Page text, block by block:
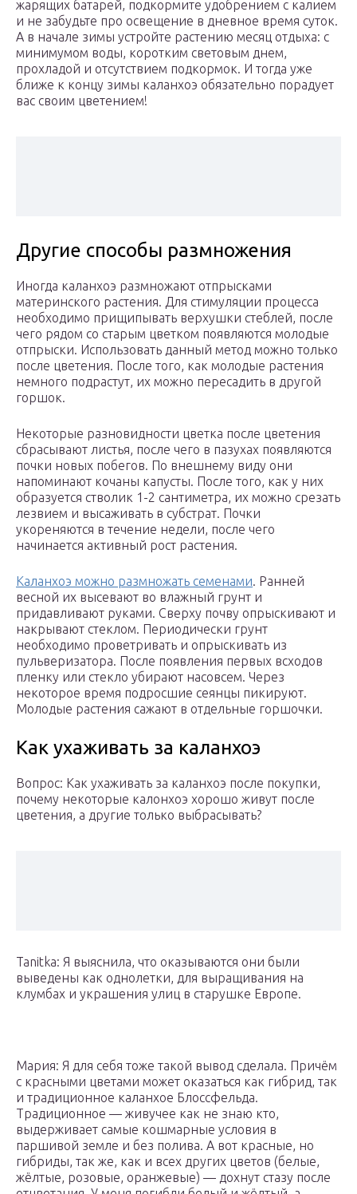
жарящих батарей, подкормите удобрением с калием
и не забудьте про освещение в дневное время суток.
А в начале зимы устройте растению месяц отдыха: с
минимумом воды, коротким световым днем,
прохладой и отсутствием подкормок. И тогда уже
ближе к концу зимы каланхоэ обязательно порадует
вас своим цветением!
Другие способы размножения
Иногда каланхоэ размножают отпрысками
материнского растения. Для стимуляции процесса
необходимо прищипывать верхушки стеблей, после
чего рядом со старым цветком появляются молодые
отпрыски. Использовать данный метод можно только
после цветения. После того, как молодые растения
немного подрастут, их можно пересадить в другой
горшок.
Некоторые разновидности цветка после цветения
сбрасывают листья, после чего в пазухах появляются
почки новых побегов. По внешнему виду они
напоминают кочаны капусты. После того, как у них
образуется стволик 1-2 сантиметра, их можно срезать
лезвием и высаживать в субстрат. Почки
укореняются в течение недели, после чего
начинается активный рост растения.
Каланхоэ можно размножать семенами. Ранней
весной их высевают во влажный грунт и
придавливают руками. Сверху почву опрыскивают и
накрывают стеклом. Периодически грунт
необходимо проветривать и опрыскивать из
пульверизатора. После появления первых всходов
пленку или стекло убирают насовсем. Через
некоторое время подросшие сеянцы пикируют.
Молодые растения сажают в отдельные горшочки.
Как ухаживать за каланхоэ
Вопрос: Как ухаживать за каланхоэ после покупки,
почему некоторые калонхоэ хорошо живут после
цветения, а другие только выбрасывать?
Tanitka: Я выяснила, что оказываются они были
выведены как однолетки, для выращивания на
клумбах и украшения улиц в старушке Европе.
Мария: Я для себя тоже такой вывод сделала. Причём
с красными цветами может оказаться как гибрид, так
и традиционное каланхое Блоссфельда.
Традиционное — живучее как не знаю кто,
выдерживает самые кошмарные условия в
паршивой земле и без полива. А вот красные, но
гибриды, так же, как и всех других цветов (белые,
жёлтые, розовые, оранжевые) — дохнут стазу после